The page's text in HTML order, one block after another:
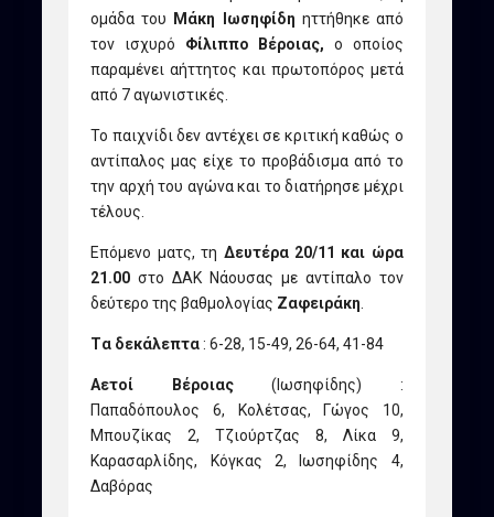
ομάδα του
Μάκη Ιωσηφίδη ηττήθηκε από
τον ισχυρό Φίλιππο Βέροιας, ο οποίος
παραμένει αήττητος και πρωτοπόρος μετά
από 7 αγωνιστικές.
Το παιχνίδι δεν αντέχει σε κριτική καθώς ο
αντίπαλος μας είχε το προβάδισμα από το
την αρχή του αγώνα και το διατήρησε μέχρι
τέλους.
Επόμενο ματς, τη Δευτέρα 20/11 και ώρα
21.00 στο ΔΑΚ Νάουσας με αντίπαλο τον
δεύτερο της βαθμολογίας Ζαφειράκη.
Tα δεκάλεπτα: 6-28, 15-49, 26-64, 41-84
Αετοί Βέροιας(Ιωσηφίδης) :
Παπαδόπουλος 6, Κολέτσας, Γώγος 10,
Μπουζίκας 2, Τζιούρτζας 8, Λίκα 9,
Καρασαρλίδης, Κόγκας 2, Ιωσηφίδης 4,
Δαβόρας